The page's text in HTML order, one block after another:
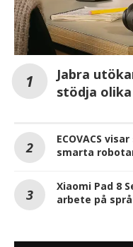
Jabra
stödja
ECOVACS
smarta
Xiaomi Pad 8
arbete på